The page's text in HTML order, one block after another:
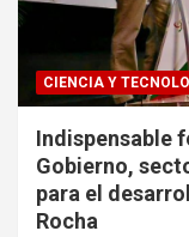
CIENCIA Y
Indispensable
Gobierno,
para el
Rocha